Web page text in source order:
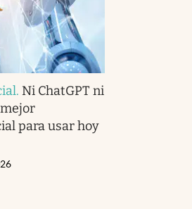
. Ni ChatGPT ni
para usar hoy